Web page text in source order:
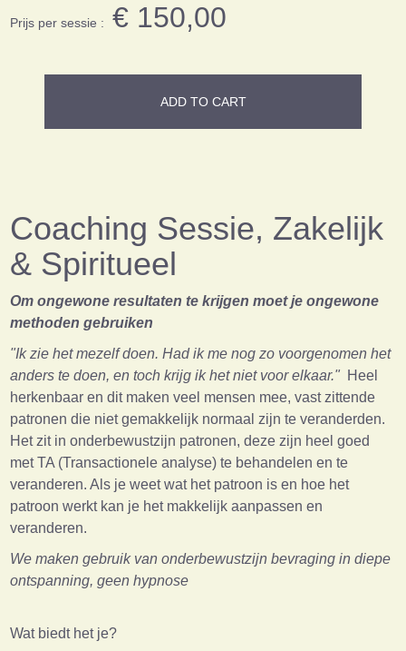
Prijs per sessie : € 150,00
ADD TO CART
Coaching Sessie, Zakelijk
& Spiritueel
Om ongewone resultaten te krijgen moet je ongewone
methoden gebruiken
"Ik zie het mezelf doen. Had ik me nog zo voorgenomen het
anders te doen, en toch krijg ik het niet voor elkaar." Heel
herkenbaar en dit maken veel mensen mee, vast zittende
patronen die niet gemakkelijk normaal zijn te veranderden.
Het zit in onderbewustzijn patronen, deze zijn heel goed
met TA (Transactionele analyse) te behandelen en te
veranderen. Als je weet wat het patroon is en hoe het
patroon werkt kan je het makkelijk aanpassen en
veranderen.
We maken gebruik van onderbewustzijn bevraging in diepe
ontspanning, geen hypnose
Wat biedt het je?